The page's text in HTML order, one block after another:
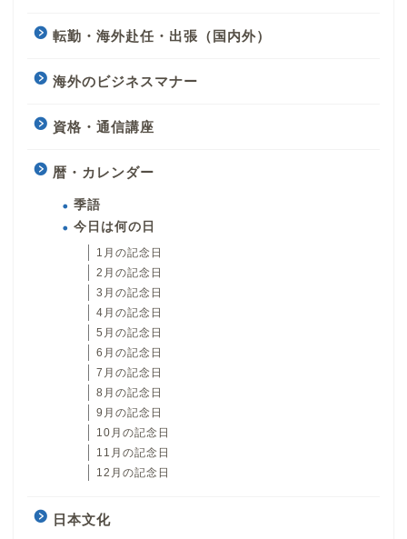
転勤・海外赴任・出張（国内外）
海外のビジネスマナー
資格・通信講座
暦・カレンダー
季語
今日は何の日
1月の記念日
2月の記念日
3月の記念日
4月の記念日
5月の記念日
6月の記念日
7月の記念日
8月の記念日
9月の記念日
10月の記念日
11月の記念日
12月の記念日
日本文化